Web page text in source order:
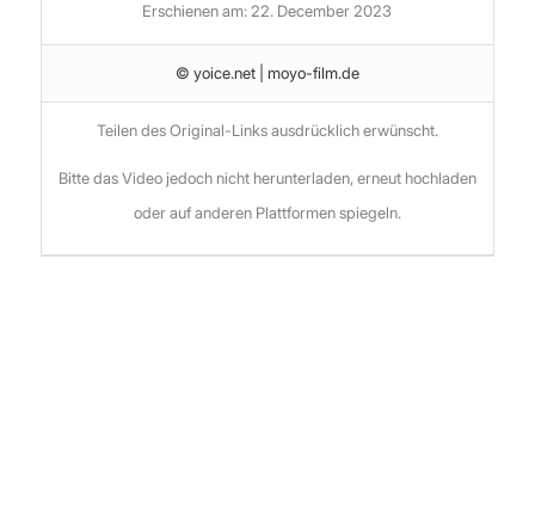
Erschienen am: 22. December 2023
© yoice.net | moyo-film.de
Teilen des Original-Links ausdrücklich erwünscht.
Bitte das Video jedoch nicht herunterladen, erneut hochladen
oder auf anderen Plattformen spiegeln.